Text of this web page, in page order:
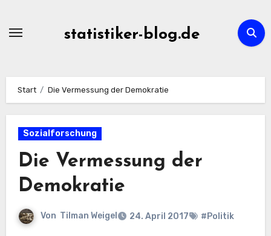
statistiker-blog.de
Start Die Vermessung der Demokratie
Sozialforschung
Die Vermessung der
Demokratie
Von Tilman Weigel 24. April 2017 #Politik